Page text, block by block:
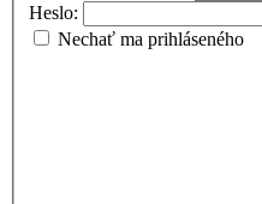
Heslo:
Nechať ma prihláseného